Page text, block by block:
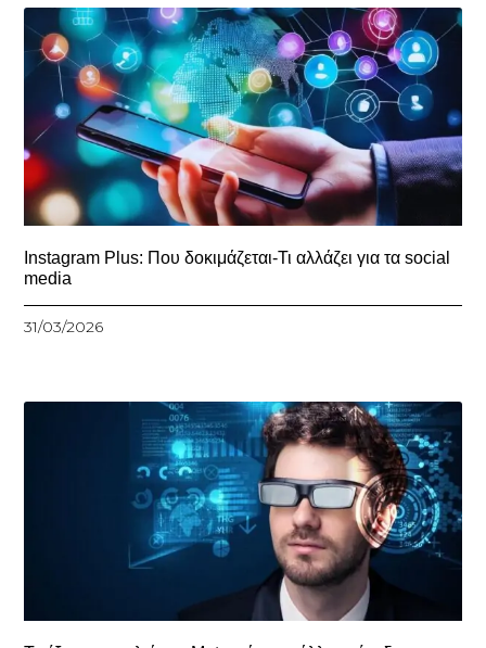
Instagram Plus: Που δοκιμάζεται-Τι αλλάζει για τα social
media
31/03/2026